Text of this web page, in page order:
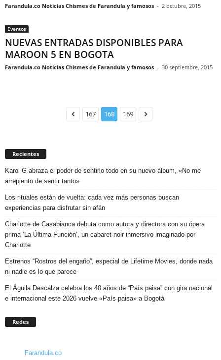
Farandula.co Noticias Chismes de Farandula y famosos - 2 octubre, 2015
Eventos
NUEVAS ENTRADAS DISPONIBLES PARA
MAROON 5 EN BOGOTA
Farandula.co Noticias Chismes de Farandula y famosos - 30 septiembre, 2015
167 168 169
Recientes
Karol G abraza el poder de sentirlo todo en su nuevo álbum, «No me
arrepiento de sentir tanto»
Los rituales están de vuelta: cada vez más personas buscan
experiencias para disfrutar sin afán
Charlotte de Casabianca debuta como autora y directora con su ópera
prima ‘La Última Función’, un cabaret noir inmersivo imaginado por
Charlotte
Estrenos “Rostros del engaño”, especial de Lifetime Movies, donde nada
ni nadie es lo que parece
El Águila Descalza celebra los 40 años de “País paisa” con gira nacional
e internacional este 2026 vuelve «País paisa» a Bogotá
Redes
Farandula.co